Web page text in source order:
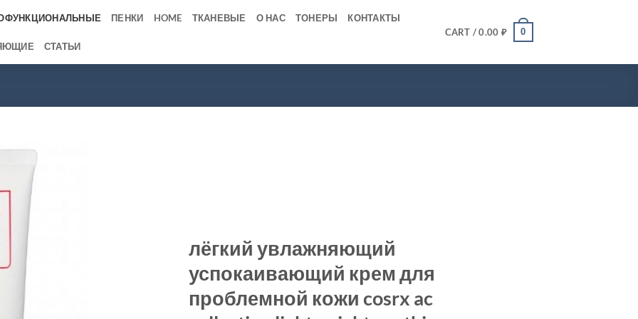
ПЕНКИ HOME ТКАНЕВЫЕ О НАС ТОНЕРЫ КОНТАКТЫ
СТАТЬИ
CART /0.00 ₽ 0
лёгкий увлажняющий
успокаивающий крем для
проблемной кожи cosrx ac